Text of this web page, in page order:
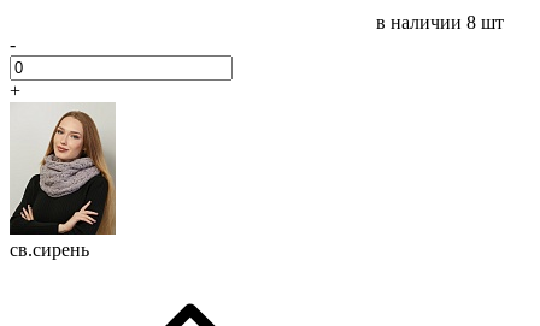
в наличии 8 шт
-
+
св.сирень